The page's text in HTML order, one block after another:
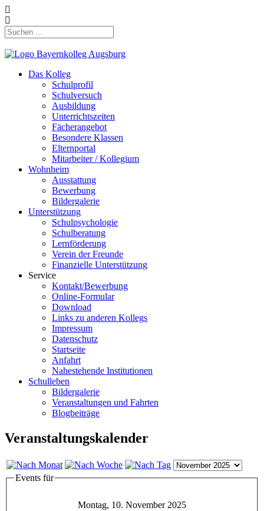
Das Kolleg
Schulprofil
Schulversuch
Ausbildung
Unterrichtszeiten
Fächerangebot
Besondere Klassen
Elternportal
Mitarbeiter / Kollegium
Wohnheim
Ausstattung
Bewerbung
Bildergalerie
Unterstützung
Schulpsychologie
Schulberatung
Lernförderung
Verein der Freunde
Finanzielle Unterstützung
Service
Kontakt/Bewerbung
Online-Formular
Download
Links zu anderen Kollegs
Impressum
Datenschutz
Startseite
Anfahrt
Nahestehende Institutionen
Schulleben
Bildergalerie
Veranstaltungen und Fahrten
Blogbeiträge
Veranstaltungskalender
Events für
Montag, 10. November 2025